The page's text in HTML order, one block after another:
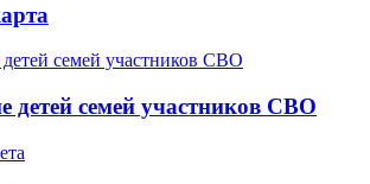
детей семей участников СВО